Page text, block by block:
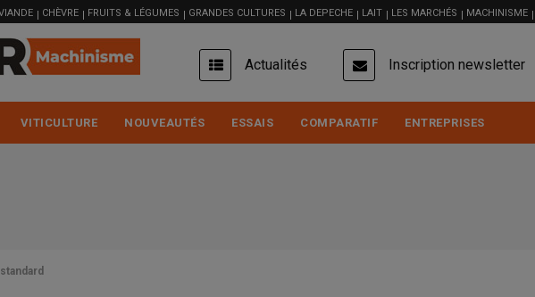
CHÈVRE FRUITS & LÉGUMES GRANDES CULTURES LA DEPECHE LAIT LES MARCHÉS MACHINISME
USER
ACCOUNT
MENU
Actualités Inscription newsletter
VITICULTURE NOUVEAUTÉS ESSAIS COMPARATIF ENTREPRISES